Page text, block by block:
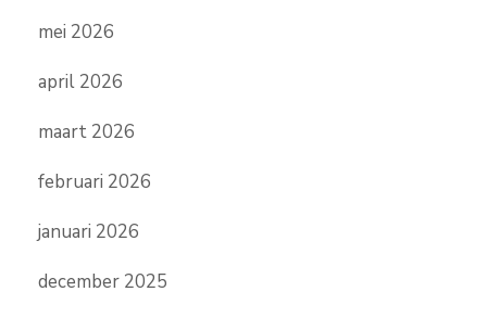
mei 2026
april 2026
maart 2026
februari 2026
januari 2026
december 2025